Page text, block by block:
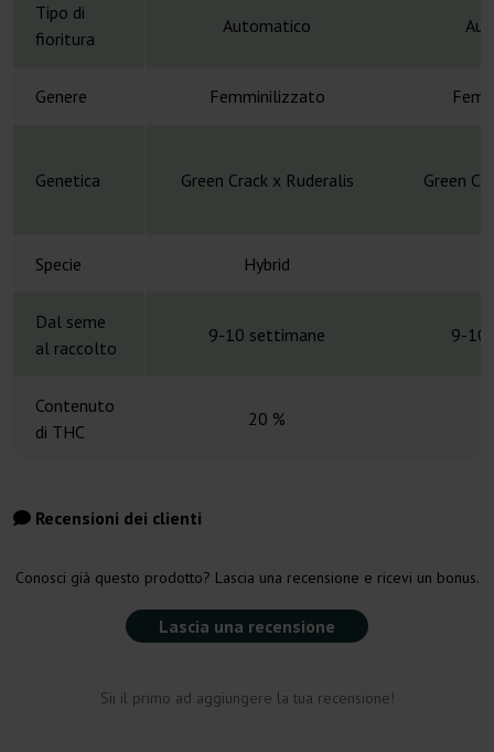
Tipo di
fioritura
Automatico
Genere Femminilizzato
Genetica Green Crack x Ruderalis Green
Specie Hybrid
Dal seme
al raccolto
9-10 settimane 9-10
Contenuto
di THC
20 %
Recensioni dei clienti
Conosci già questo prodotto? Lascia una recensione e ricevi un bonus.
Lascia una recensione
Sii il primo ad aggiungere la tua recensione!